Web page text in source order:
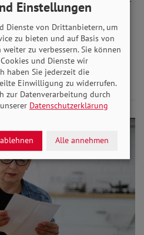
vor, auch wegen fehlender
Transparenz und Stärkung
Einstellungen
Dienste von Drittanbietern, um
zu bieten und auf Basis von
zu verbessern. Sie können
und Dienste wir
haben Sie jederzeit die
Einwilligung zu widerrufen.
zur Datenverarbeitung durch
Datenschutzerklärung
Alle annehmen